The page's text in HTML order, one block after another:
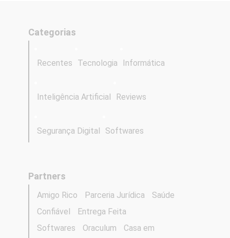
Categorias
Recentes Tecnologia Informática
Inteligência Artificial Reviews
Segurança Digital Softwares
Partners
Amigo Rico Parceria Jurídica
Saúde
Confiável
Entrega Feita
Softwares
Oraculum Casa em